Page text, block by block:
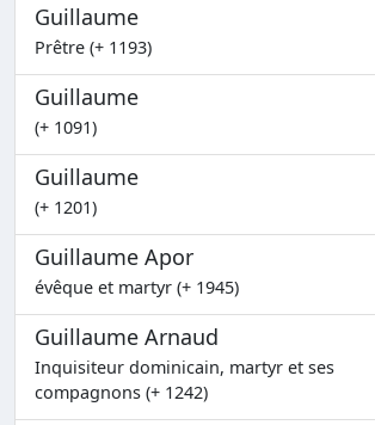
Guillaume
Prêtre (+ 1193)
Guillaume
(+ 1091)
Guillaume
(+ 1201)
Guillaume Apor
évêque et martyr (+ 1945)
Guillaume Arnaud
Inquisiteur dominicain, martyr et ses
compagnons (+ 1242)